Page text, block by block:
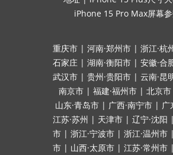
iPhone 15 Pro Max屏幕
重庆市 | 河南·郑州市 | 浙江·杭
石家庄 | 湖南·衡阳市 | 安徽·合
武汉市 | 贵州·贵阳市 | 云南·昆
南京市 | 福建·福州市 | 北京市
山东·青岛市 | 广西·南宁市 | 广
江苏·苏州 | 天津市 | 辽宁·沈阳 |
市 | 浙江·宁波市 | 浙江·温州市 |
市 | 山西·太原市 | 江苏·常州市 |